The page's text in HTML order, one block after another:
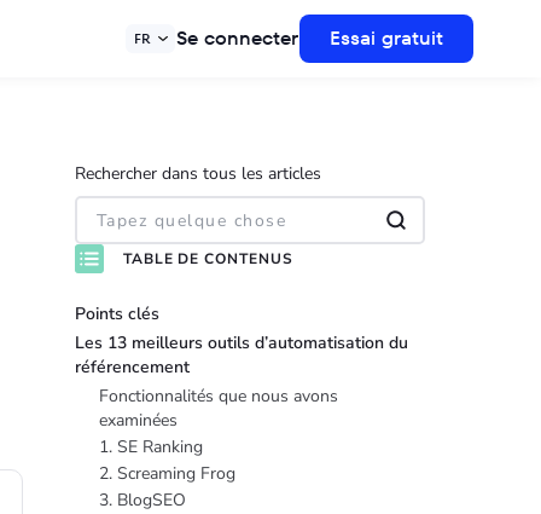
FR Se connecter Essai gratuit
Rechercher dans tous les articles
TABLE DE CONTENUS
Points clés
Les 13 meilleurs outils d’automatisation du
référencement
Fonctionnalités que nous avons
examinées
1. SE Ranking
2. Screaming Frog
3. BlogSEO